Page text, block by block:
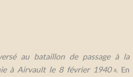
au bataillon de passage à la
à Airvault le 8 février 1940 ». En